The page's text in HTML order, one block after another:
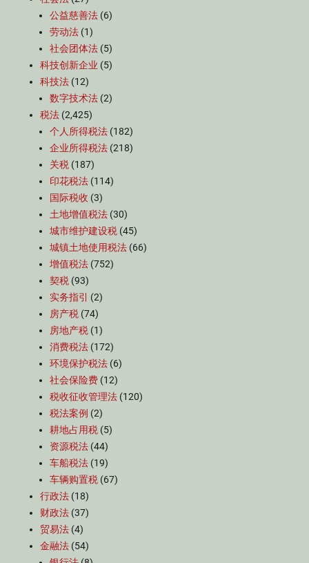
公益慈善法 (6)
劳动法 (1)
社会团体法 (5)
科技创新企业 (5)
科技法 (12)
数字技术法 (2)
税法 (2,425)
个人所得税法 (182)
企业所得税法 (218)
关税 (187)
印花税法 (114)
国际税收 (3)
土地增值税法 (30)
城市维护建设税 (45)
城镇土地使用税法 (66)
增值税法 (752)
契税 (93)
实务指引
(2)
房产税 (74)
房地产税 (1)
消费税法 (172)
环境保护税法 (6)
社会保险费 (12)
税收征收管理法 (120)
税法案例 (2)
耕地占用税 (5)
资源税法 (44)
车船税法 (19)
车辆购置税 (67)
行政法 (18)
财政法 (37)
贸易法 (4)
金融法 (54)